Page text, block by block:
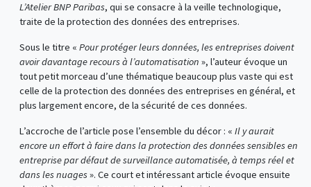
L’Atelier BNP Paribas, qui se consacre à la veille technologique,
traite de la protection des données des entreprises.
Sous le titre « Pour protéger leurs données, les entreprises doivent
avoir davantage recours à l’automatisation », l’auteur évoque un
tout petit morceau d’une thématique beaucoup plus vaste qui est
celle de la protection des données des entreprises en général, et
plus largement encore, de la sécurité de ces données.
L’accroche de l’article pose l’ensemble du décor : « Il y aurait
encore un effort à faire dans la protection des données sensibles en
entreprise par défaut de surveillance automatisée, à temps réel et
dans les nuages ». Ce court et intéressant article évoque ensuite